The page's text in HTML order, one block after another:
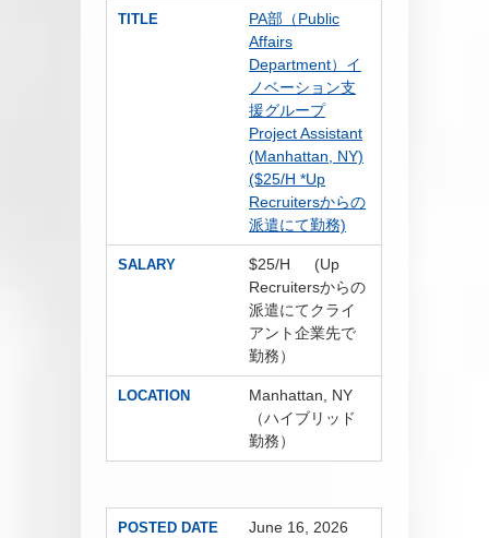
TITLE
PA部（Public
Affairs
Department）イ
ノベーション支
援グループ
Project Assistant
(Manhattan, NY)
($25/H *Up
Recruitersからの
派遣にて勤務)
SALARY
$25/H (Up
Recruitersからの
派遣にてクライ
アント企業先で
勤務）
LOCATION
Manhattan, NY
（ハイブリッド
勤務）
POSTED DATE June 16, 2026